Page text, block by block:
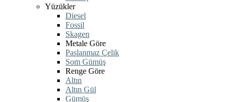
Yüzükler
Diesel
Fossil
Skagen
Metale Göre
Paslanmaz Çelik
Som Gümüş
Renge Göre
Altın
Altın Gül
Gümüş